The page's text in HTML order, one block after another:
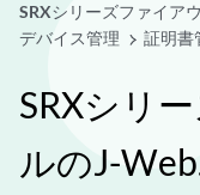
SRXシリーズファイア
デバイス管理
証明書
SRXシリ
ルのJ-